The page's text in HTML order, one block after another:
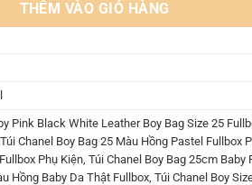
THÊM VÀO GIỎ HÀNG
Pink Black White Leather Boy Bag Size 25
Túi Chanel Boy Bag 25 Màu Hồng Pastel Fullbox
Phụ Kiện Túi Chanel Boy Bag 25cm Baby
Hồng Baby Da Thật Fullbox Túi Chanel Boy